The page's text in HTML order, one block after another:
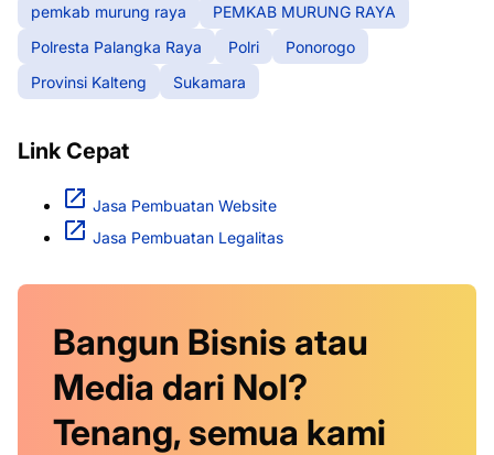
pemkab murung raya
PEMKAB MURUNG RAYA
Polresta Palangka Raya
Polri
Ponorogo
Provinsi Kalteng
Sukamara
Link Cepat
Jasa Pembuatan Website
Jasa Pembuatan Legalitas
Bangun Bisnis atau
Media dari Nol?
Tenang, semua kami